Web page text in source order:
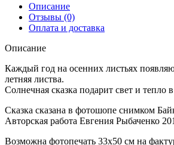
Описание
Отзывы (0)
Оплата и доставка
Описание
Каждый год на осенних листьях
летняя листва.
Солнечная сказка подарит свет и тепло
Сказка сказана в фотошопе снимком
Авторская работа Евгения Рыбаченко
Возможна фотопечать 33х50 см на